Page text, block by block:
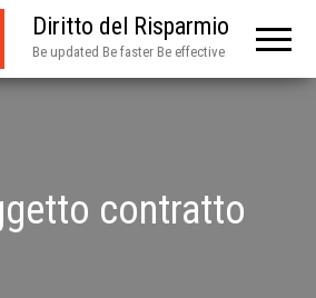
Diritto del Risparmio
Be updated Be faster Be effective
contratto